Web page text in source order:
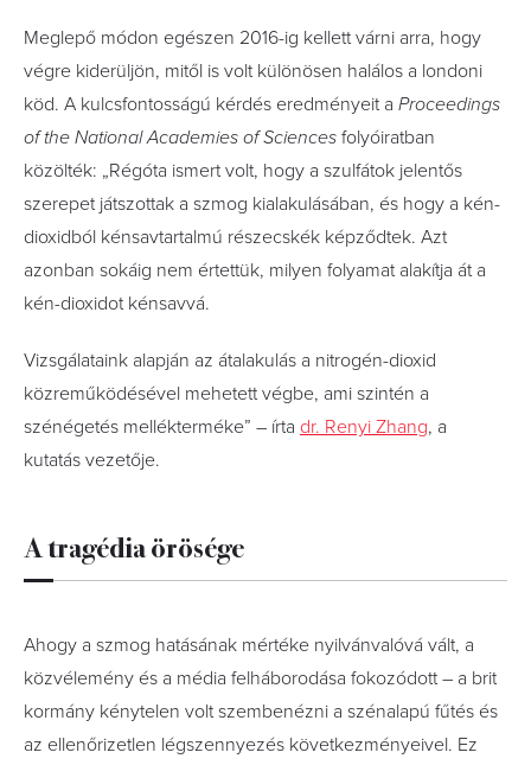
Meglepő módon egészen 2016-ig kellett várni arra, hogy
végre kiderüljön, mitől is volt különösen halálos a londoni
köd. A kulcsfontosságú kérdés eredményeit a Proceedings
of the National Academies of Sciences folyóiratban
közölték: „Régóta ismert volt, hogy a szulfátok jelentős
szerepet játszottak a szmog kialakulásában, és hogy a kén-
dioxidból kénsavtartalmú részecskék képződtek. Azt
azonban sokáig nem értettük, milyen folyamat alakítja át a
kén-dioxidot kénsavvá.
Vizsgálataink alapján az átalakulás a nitrogén-dioxid
közreműködésével mehetett végbe, ami szintén a
szénégetés mellékterméke” – írta dr. Renyi Zhang, a
kutatás vezetője.
A tragédia örösége
Ahogy a szmog hatásának mértéke nyilvánvalóvá vált, a
közvélemény és a média felháborodása fokozódott – a brit
kormány kénytelen volt szembenézni a szénalapú fűtés és
az ellenőrizetlen légszennyezés következményeivel. Ez